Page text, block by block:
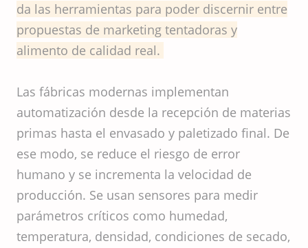
da las herramientas para poder discernir entre
propuestas de marketing tentadoras y
alimento de calidad real.
Las fábricas modernas implementan
automatización desde la recepción de materias
primas hasta el envasado y paletizado final. De
ese modo, se reduce el riesgo de error
humano y se incrementa la velocidad de
producción. Se usan sensores para medir
parámetros críticos como humedad,
temperatura, densidad, condiciones de secado,